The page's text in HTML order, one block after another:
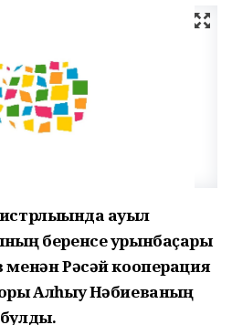
ауыл
беренсе урынбаҫары
Рәсәй кооперация
Алһыу Нәбиеваның